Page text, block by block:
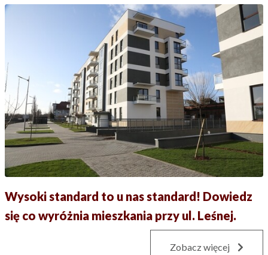
Wysoki standard to u nas standard! Dowiedz
się co wyróżnia mieszkania przy ul. Leśnej.
Zobacz więcej